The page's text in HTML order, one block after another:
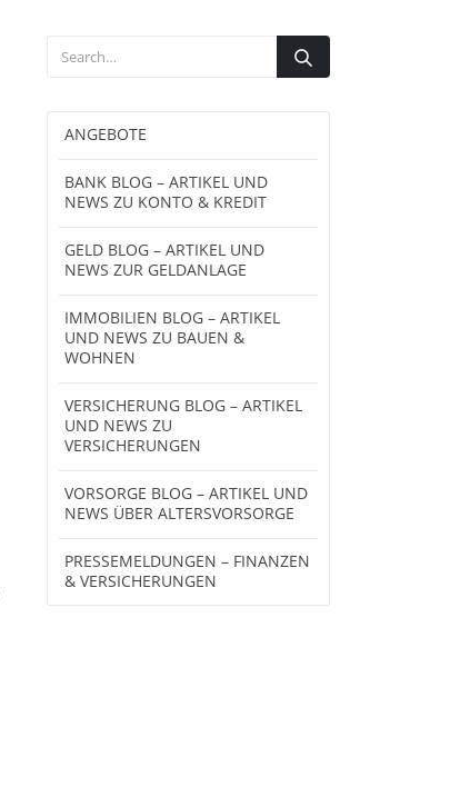
ANGEBOTE
BANK BLOG – ARTIKEL UND
NEWS ZU KONTO & KREDIT
GELD BLOG – ARTIKEL UND
NEWS ZUR GELDANLAGE
IMMOBILIEN BLOG – ARTIKEL
UND NEWS ZU BAUEN &
WOHNEN
VERSICHERUNG BLOG – ARTIKEL
UND NEWS ZU
VERSICHERUNGEN
VORSORGE BLOG – ARTIKEL UND
NEWS ÜBER ALTERSVORSORGE
PRESSEMELDUNGEN – FINANZEN
& VERSICHERUNGEN